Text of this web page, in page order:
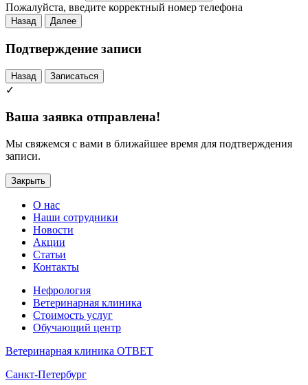
Пожалуйста, введите корректный номер телефона
Назад Далее
Подтверждение записи
Назад Записаться
✓
Ваша заявка отправлена!
Мы свяжемся с вами в ближайшее время для подтверждения
записи.
Закрыть
О нас
Наши сотрудники
Новости
Акции
Статьи
Контакты
Нефрология
Ветеринарная клиника
Стоимость услуг
Обучающий центр
Ветеринарная клиника ОТВЕТ
Санкт-Петербург